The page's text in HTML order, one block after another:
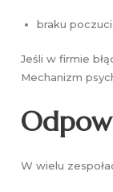
braku
Jeśli w firmie
Mechanizm
W wielu